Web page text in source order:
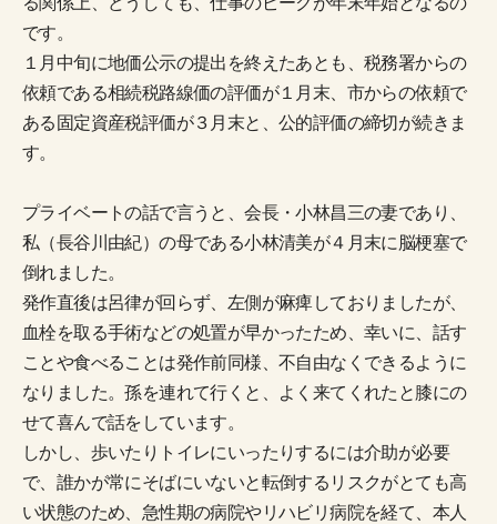
です。
１月中旬に地価公示の提出を終えたあとも、税務署からの
依頼である相続税路線価の評価が１月末、市からの依頼で
ある固定資産税評価が３月末と、公的評価の締切が続きま
す。
プライベートの話で言うと、会長・小林昌三の妻であり、
私（長谷川由紀）の母である小林清美が４月末に脳梗塞で
倒れました。
発作直後は呂律が回らず、左側が麻痺しておりましたが、
血栓を取る手術などの処置が早かったため、幸いに、話す
ことや食べることは発作前同様、不自由なくできるように
なりました。孫を連れて行くと、よく来てくれたと膝にの
せて喜んで話をしています。
しかし、歩いたりトイレにいったりするには介助が必要
で、誰かが常にそばにいないと転倒するリスクがとても高
い状態のため、急性期の病院やリハビリ病院を経て、本人